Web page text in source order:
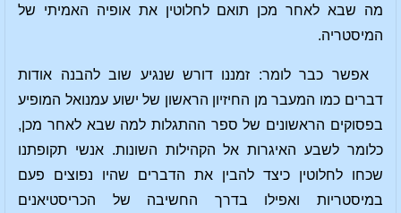
מה שבא לאחר מכן תואם לחלוטין את אופיה האמיתי של
המיסטריה.
אפשר כבר לומר: זמננו דורש שנגיע שוב להבנה אודות
דברים כמו המעבר מן החיזיון הראשון של ישוע עמנואל המופיע
בפסוקים הראשונים של ספר ההתגלות למה שבא לאחר מכן,
כלומר לשבע האיגרות אל הקהילות השונות. אנשי תקופתנו
שכחו לחלוטין כיצד להבין את הדברים שהיו נפוצים פעם
במיסטריות ואפילו בדרך החשיבה של הכריסטיאנים